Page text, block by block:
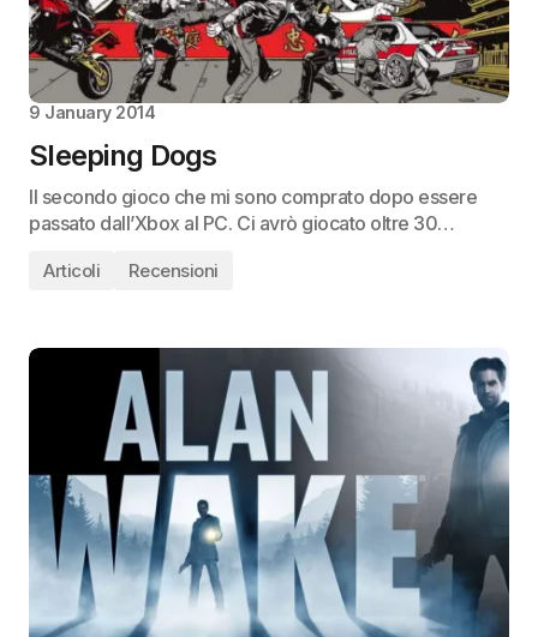
9 January 2014
Sleeping Dogs
Il secondo gioco che mi sono comprato dopo essere
passato dall’Xbox al PC. Ci avrò giocato oltre 30…
Articoli Recensioni